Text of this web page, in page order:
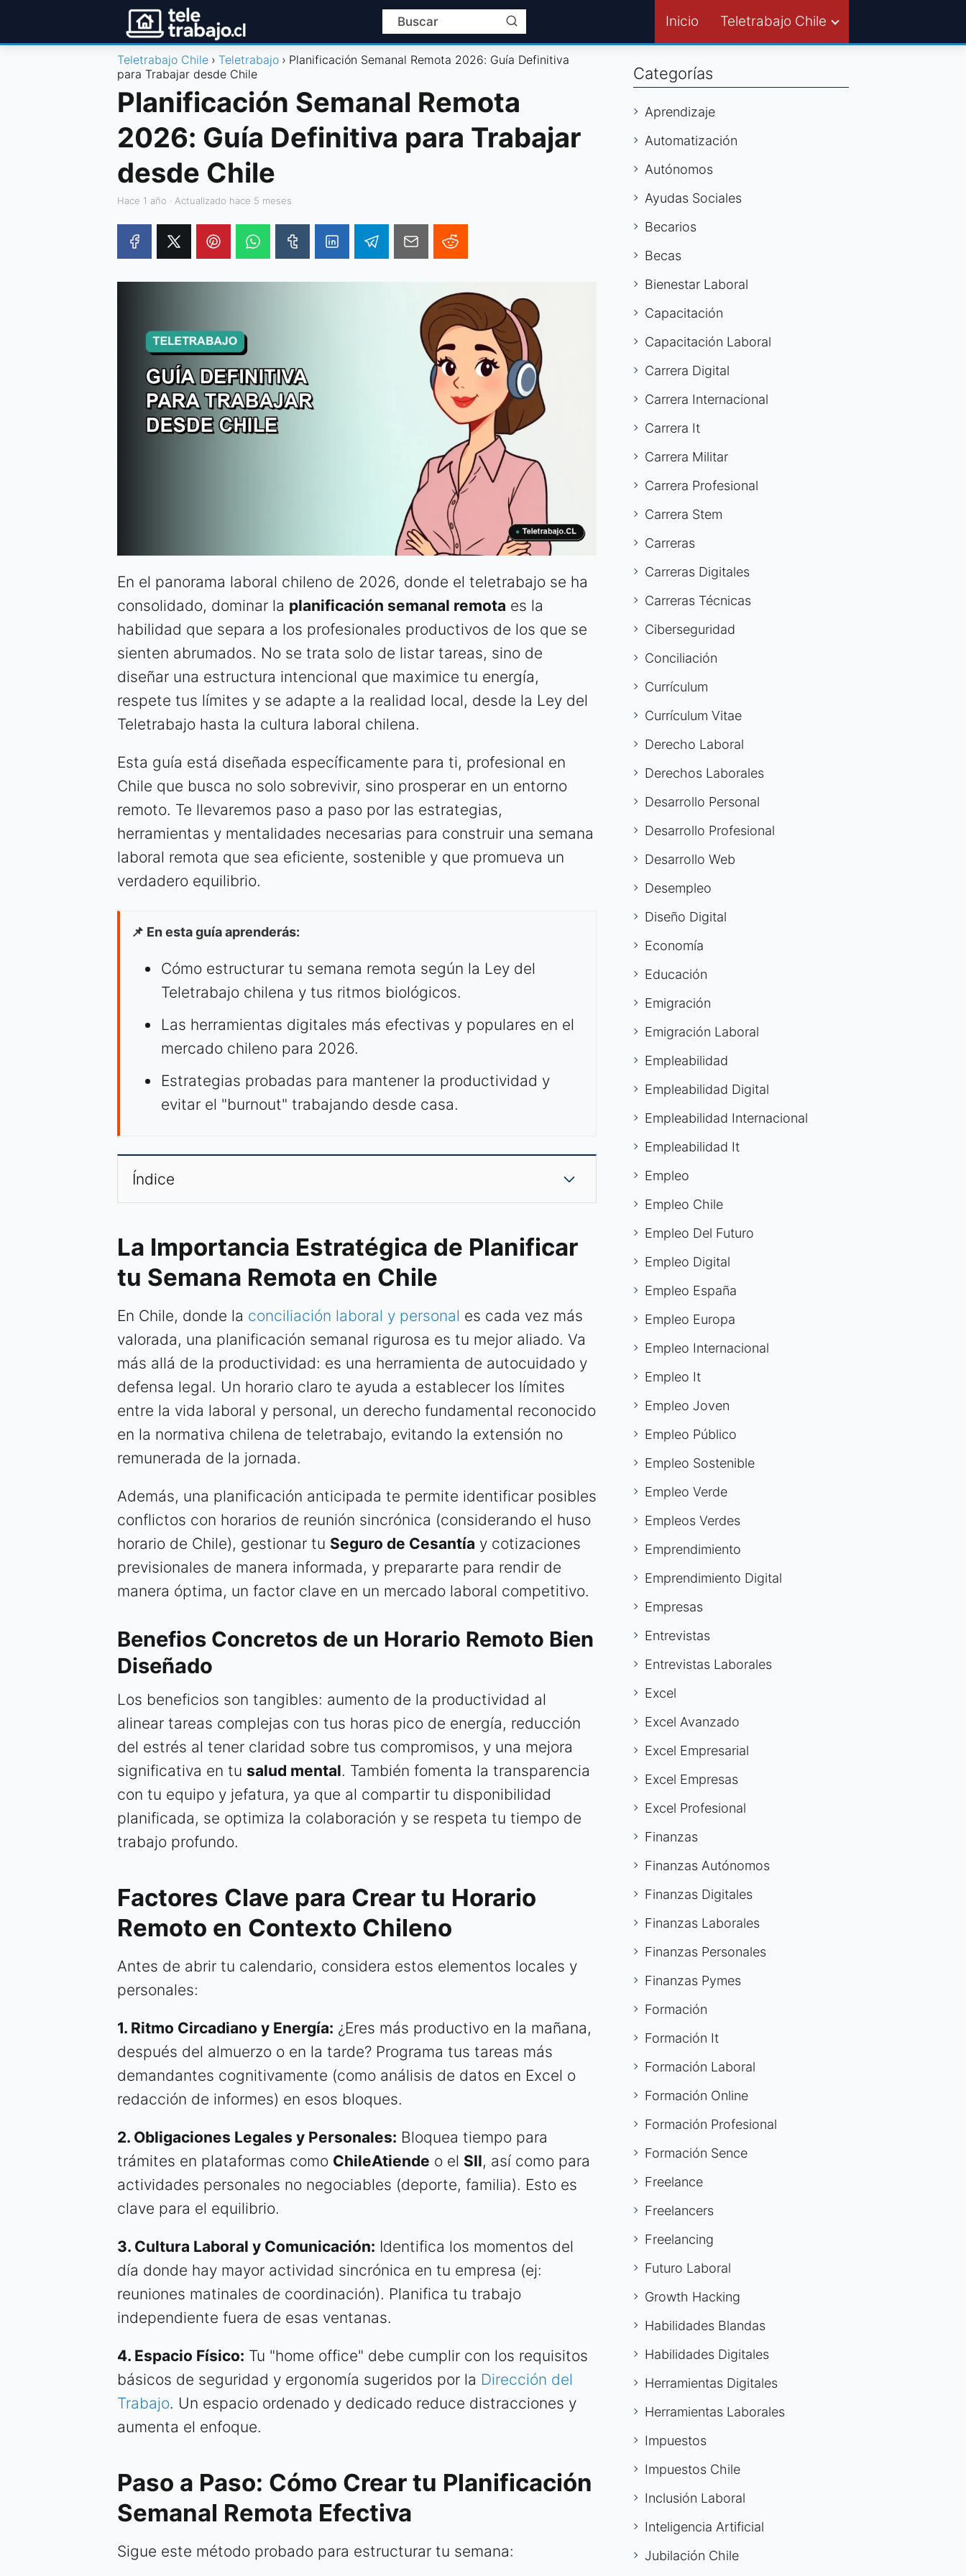
Inicio Teletrabajo Chile
Teletrabajo Chile Teletrabajo
Planificación Semanal Remota 2026: Guía Definitiva
para Trabajar desde Chile
Planificación Semanal Remota
2026: Guía Definitiva para Trabajar
desde Chile
hace 1 año · Actualizado hace 5 meses
En el panorama laboral chileno de 2026, donde el teletrabajo se ha
consolidado, dominar la planificación semanal remota es la
habilidad que separa a los profesionales productivos de los que se
sienten abrumados. No se trata solo de listar tareas, sino de
diseñar una estructura intencional que maximice tu energía,
respete tus límites y se adapte a la realidad local, desde la Ley del
Teletrabajo hasta la cultura laboral chilena.
Esta guía está diseñada específicamente para ti, profesional en
Chile que busca no solo sobrevivir, sino prosperar en un entorno
remoto. Te llevaremos paso a paso por las estrategias,
herramientas y mentalidades necesarias para construir una semana
laboral remota que sea eficiente, sostenible y que promueva un
verdadero equilibrio.
📌 En esta guía aprenderás:
Cómo estructurar tu semana remota según la Ley del
Teletrabajo chilena y tus ritmos biológicos.
Las herramientas digitales más efectivas y populares en el
mercado chileno para 2026.
Estrategias probadas para mantener la productividad y
evitar el "burnout" trabajando desde casa.
Índice
La Importancia Estratégica de Planificar
tu Semana Remota en Chile
En Chile, donde la conciliación laboral y personal es cada vez más
valorada, una planificación semanal rigurosa es tu mejor aliado. Va
más allá de la productividad: es una herramienta de autocuidado y
defensa legal. Un horario claro te ayuda a establecer los límites
entre la vida laboral y personal, un derecho fundamental reconocido
en la normativa chilena de teletrabajo, evitando la extensión no
remunerada de la jornada.
Además, una planificación anticipada te permite identificar posibles
conflictos con horarios de reunión sincrónica (considerando el huso
horario de Chile), gestionar tu Seguro de Cesantía y cotizaciones
previsionales de manera informada, y prepararte para rendir de
manera óptima, un factor clave en un mercado laboral competitivo.
Benefios Concretos de un Horario Remoto Bien
Diseñado
Los beneficios son tangibles: aumento de la productividad al
alinear tareas complejas con tus horas pico de energía, reducción
del estrés al tener claridad sobre tus compromisos, y una mejora
significativa en tu salud mental. También fomenta la transparencia
con tu equipo y jefatura, ya que al compartir tu disponibilidad
planificada, se optimiza la colaboración y se respeta tu tiempo de
trabajo profundo.
Factores Clave para Crear tu Horario
Remoto en Contexto Chileno
Antes de abrir tu calendario, considera estos elementos locales y
personales:
1. Ritmo Circadiano y Energía: ¿Eres más productivo en la mañana,
después del almuerzo o en la tarde? Programa tus tareas más
demandantes cognitivamente (como análisis de datos en Excel o
redacción de informes) en esos bloques.
2. Obligaciones Legales y Personales: Bloquea tiempo para
trámites en plataformas como ChileAtiende o el SII, así como para
actividades personales no negociables (deporte, familia). Esto es
clave para el equilibrio.
3. Cultura Laboral y Comunicación: Identifica los momentos del
día donde hay mayor actividad sincrónica en tu empresa (ej:
reuniones matinales de coordinación). Planifica tu trabajo
independiente fuera de esas ventanas.
4. Espacio Físico: Tu "home office" debe cumplir con los requisitos
básicos de seguridad y ergonomía sugeridos por la Dirección del
Trabajo. Un espacio ordenado y dedicado reduce distracciones y
aumenta el enfoque.
Paso a Paso: Cómo Crear tu Planificación
Semanal Remota Efectiva
Sigue este método probado para estructurar tu semana:
Categorías
Aprendizaje
Automatización
Autónomos
Ayudas Sociales
Becarios
Becas
Bienestar Laboral
Capacitación
Capacitación Laboral
Carrera Digital
Carrera Internacional
Carrera It
Carrera Militar
Carrera Profesional
Carrera Stem
Carreras
Carreras Digitales
Carreras Técnicas
Ciberseguridad
Conciliación
Currículum
Currículum Vitae
Derecho Laboral
Derechos Laborales
Desarrollo Personal
Desarrollo Profesional
Desarrollo Web
Desempleo
Diseño Digital
Economía
Educación
Emigración
Emigración Laboral
Empleabilidad
Empleabilidad Digital
Empleabilidad Internacional
Empleabilidad It
Empleo
Empleo Chile
Empleo Del Futuro
Empleo Digital
Empleo España
Empleo Europa
Empleo Internacional
Empleo It
Empleo Joven
Empleo Público
Empleo Sostenible
Empleo Verde
Empleos Verdes
Emprendimiento
Emprendimiento Digital
Empresas
Entrevistas
Entrevistas Laborales
Excel
Excel Avanzado
Excel Empresarial
Excel Empresas
Excel Profesional
Finanzas
Finanzas Autónomos
Finanzas Digitales
Finanzas Laborales
Finanzas Personales
Finanzas Pymes
Formación
Formación It
Formación Laboral
Formación Online
Formación Profesional
Formación Sence
Freelance
Freelancers
Freelancing
Futuro Laboral
Growth Hacking
Habilidades Blandas
Habilidades Digitales
Herramientas Digitales
Herramientas Laborales
Impuestos
Impuestos Chile
Inclusión Laboral
Inteligencia Artificial
Jubilación Chile